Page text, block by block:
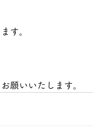
ます。買い
願いいたします。